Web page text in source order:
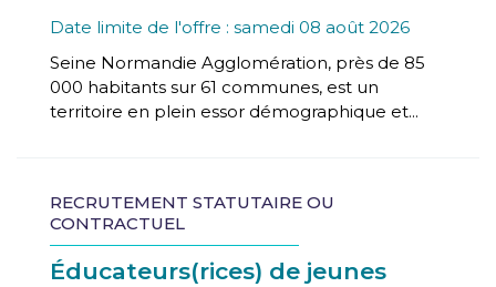
Date limite de l'offre : samedi 08 août 2026
Seine Normandie Agglomération, près de 85
000 habitants sur 61 communes, est un
territoire en plein essor démographique et...
RECRUTEMENT STATUTAIRE OU
CONTRACTUEL
Éducateurs(rices) de jeunes